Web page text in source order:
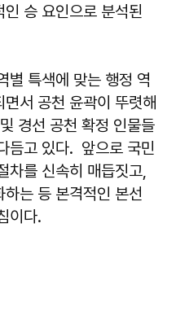
승 요인으로 분석된
별 특색에 맞는 행정 역
서 공천 윤곽이 뚜렷해
경선 공천 확정 인물들
듬고 있다. 앞으로 국민
차를 신속히 매듭짓고,
는 등 본격적인 본선
이다.